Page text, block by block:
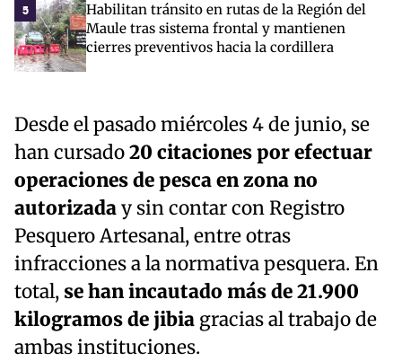
5
Habilitan tránsito en rutas de la Región del
Maule tras sistema frontal y mantienen
cierres preventivos hacia la cordillera
Desde el pasado miércoles 4 de junio, se
han cursado20 citaciones por efectuar
operaciones de pesca en zona no
autorizaday sin contar con Registro
Pesquero Artesanal, entre otras
infracciones a la normativa pesquera. En
total, se han incautado más de 21.900
kilogramos de jibia gracias al trabajo de
ambas instituciones.